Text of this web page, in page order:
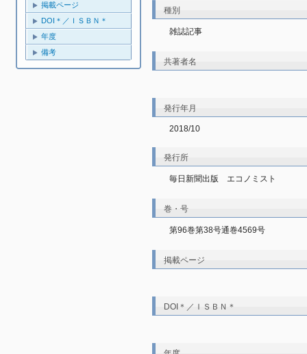
掲載ページ
DOI＊／ＩＳＢＮ＊
年度
備考
種別
雑誌記事
共著者名
発行年月
2018/10
発行所
毎日新聞出版 エコノミスト
巻・号
第96巻第38号通巻4569号
掲載ページ
DOI＊／ＩＳＢＮ＊